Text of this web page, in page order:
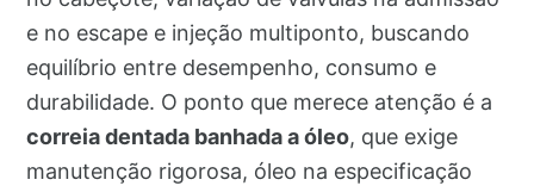
e no escape e injeção multiponto, buscando
equilíbrio entre desempenho, consumo e
durabilidade. O ponto que merece atenção é a
correia dentada banhada a óleo, que exige
manutenção rigorosa, óleo na especificação